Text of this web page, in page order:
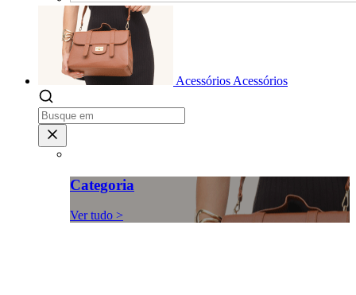
Acessórios Acessórios
Categoria
Ver tudo >